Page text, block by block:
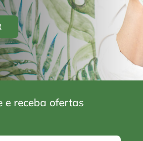
e receba ofertas